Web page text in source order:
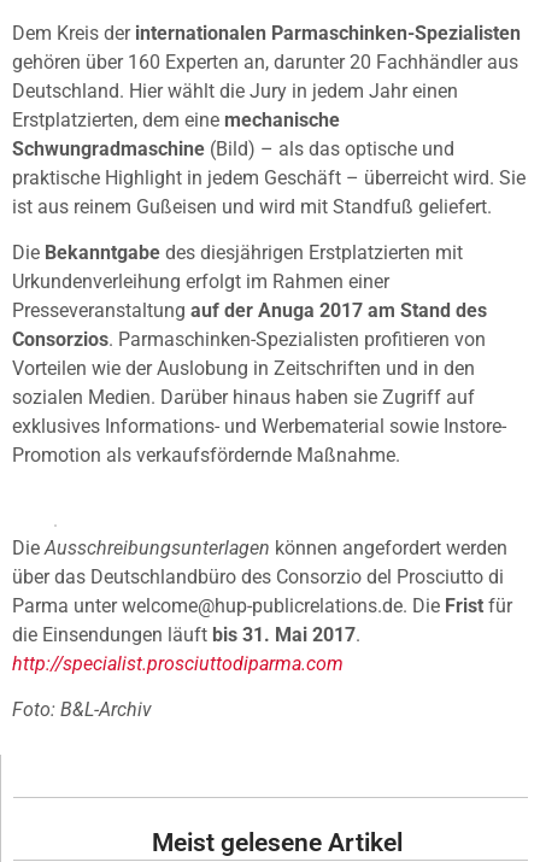
Dem Kreis der internationalen Parmaschinken-Spezialisten
gehören über 160 Experten an, darunter 20 Fachhändler aus
Deutschland. Hier wählt die Jury in jedem Jahr einen
Erstplatzierten, dem eine mechanische
Schwungradmaschine (Bild) – als das optische und
praktische Highlight in jedem Geschäft – überreicht wird. Sie
ist aus reinem Gußeisen und wird mit Standfuß geliefert.
Die Bekanntgabe des diesjährigen Erstplatzierten mit
Urkundenverleihung erfolgt im Rahmen einer
Presseveranstaltung auf der Anuga 2017 am Stand des
Consorzios. Parmaschinken-Spezialisten profitieren von
Vorteilen wie der Auslobung in Zeitschriften und in den
sozialen Medien. Darüber hinaus haben sie Zugriff auf
exklusives Informations- und Werbematerial sowie Instore-
Promotion als verkaufsfördernde Maßnahme.
DieAusschreibungsunterlagen können angefordert werden
über das Deutschlandbüro des Consorzio del Prosciutto di
Parma unter welcome@hup-publicrelations.de. Die Frist für
die Einsendungen läuft bis 31. Mai 2017.
http://specialist.prosciuttodiparma.com
Foto: B&L-Archiv
Meist gelesene Artikel